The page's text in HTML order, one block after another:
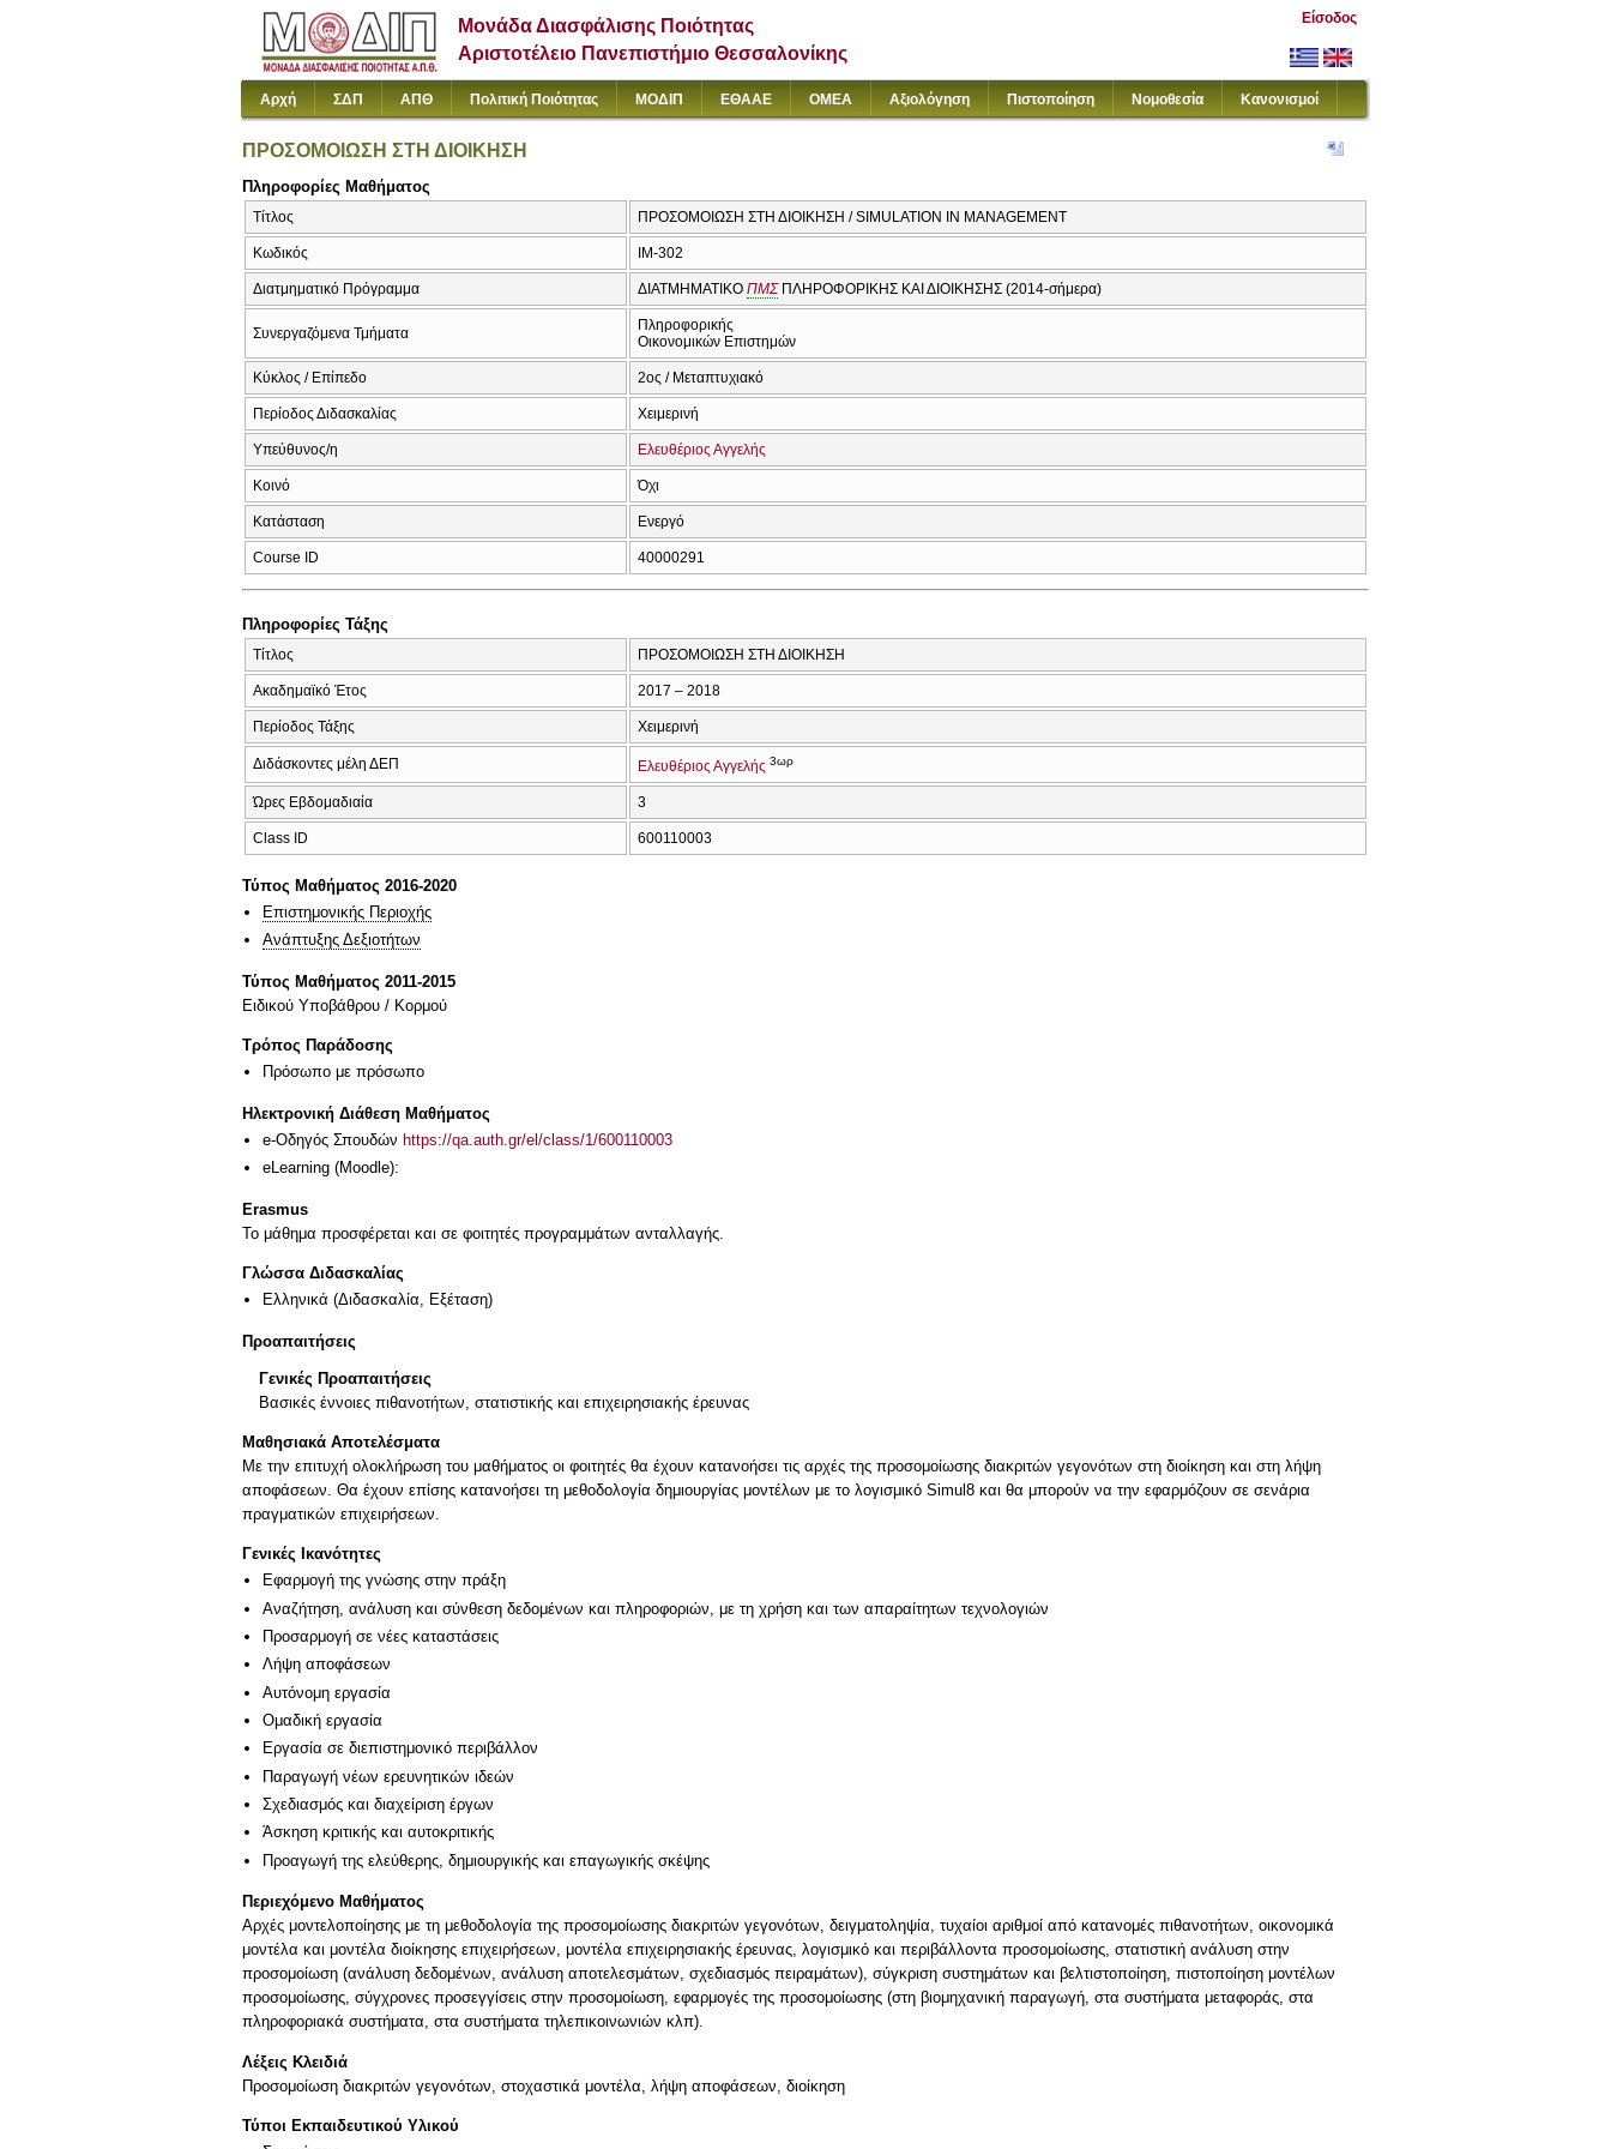
Μονάδα Διασφάλισης Ποιότητας
Αριστοτέλειο Πανεπιστήμιο Θεσσαλονίκης
Είσοδος
Αρχή ΣΔΠ ΑΠΘ Πολιτική Ποιότητας ΜΟΔΙΠ ΕΘΑΑΕ ΟΜΕΑ Αξιολόγηση Πιστοποίηση Νομοθεσία Κανονισμοί
ΠΡΟΣΟΜΟΙΩΣΗ ΣΤΗ ΔΙΟΙΚΗΣΗ
Πληροφορίες Μαθήματος
Τίτλος ΠΡΟΣΟΜΟΙΩΣΗ ΣΤΗ ΔΙΟΙΚΗΣΗ / SIMULATION IN MANAGEMENT
Κωδικός IM-302
Διατμηματικό Πρόγραμμα ΔΙΑΤΜΗΜΑΤΙΚΟ ΠΜΣΠΛΗΡΟΦΟΡΙΚΗΣ ΚΑΙ ΔΙΟΙΚΗΣΗΣ (2014-σήμερα)
Συνεργαζόμενα Τμήματα
Πληροφορικής
Οικονομικών Επιστημών
Κύκλος / Επίπεδο 2ος / Μεταπτυχιακό
Περίοδος Διδασκαλίας Χειμερινή
Υπεύθυνος/η Ελευθέριος Αγγελής
Κοινό Όχι
Κατάσταση Ενεργό
Course ID 40000291
Πληροφορίες Τάξης
Τίτλος ΠΡΟΣΟΜΟΙΩΣΗ ΣΤΗ ΔΙΟΙΚΗΣΗ
Ακαδημαϊκό Έτος 2017 – 2018
Περίοδος Τάξης Χειμερινή
Διδάσκοντες μέλη ΔΕΠ Ελευθέριος Αγγελής 3ωρ
Ώρες Εβδομαδιαία 3
Class ID 600110003
Τύπος Μαθήματος 2016-2020
Επιστημονικής Περιοχής
Ανάπτυξης Δεξιοτήτων
Τύπος Μαθήματος 2011-2015
Ειδικού Υποβάθρου / Κορμού
Τρόπος Παράδοσης
Πρόσωπο με πρόσωπο
Ηλεκτρονική Διάθεση Μαθήματος
e-Οδηγός Σπουδών https://qa.auth.gr/el/class/1/600110003
eLearning (Moodle):
Erasmus
Το μάθημα προσφέρεται και σε φοιτητές προγραμμάτων ανταλλαγής.
Γλώσσα Διδασκαλίας
Ελληνικά (Διδασκαλία, Εξέταση)
Προαπαιτήσεις
Γενικές Προαπαιτήσεις
Βασικές έννοιες πιθανοτήτων, στατιστικής και επιχειρησιακής έρευνας
Μαθησιακά Αποτελέσματα
Με την επιτυχή ολοκλήρωση του μαθήματος οι φοιτητές θα έχουν κατανοήσει τις αρχές της προσομοίωσης διακριτών γεγονότων στη διοίκηση και στη λήψη
αποφάσεων. Θα έχουν επίσης κατανοήσει τη μεθοδολογία δημιουργίας μοντέλων με το λογισμικό Simul8 και θα μπορούν να την εφαρμόζουν σε σενάρια
πραγματικών επιχειρήσεων.
Γενικές Ικανότητες
Εφαρμογή της γνώσης στην πράξη
Αναζήτηση, ανάλυση και σύνθεση δεδομένων και πληροφοριών, με τη χρήση και των απαραίτητων τεχνολογιών
Προσαρμογή σε νέες καταστάσεις
Λήψη αποφάσεων
Αυτόνομη εργασία
Ομαδική εργασία
Εργασία σε διεπιστημονικό περιβάλλον
Παραγωγή νέων ερευνητικών ιδεών
Σχεδιασμός και διαχείριση έργων
Άσκηση κριτικής και αυτοκριτικής
Προαγωγή της ελεύθερης, δημιουργικής και επαγωγικής σκέψης
Περιεχόμενο Μαθήματος
Αρχές μοντελοποίησης με τη μεθοδολογία της προσομοίωσης διακριτών γεγονότων, δειγματοληψία, τυχαίοι αριθμοί από κατανομές πιθανοτήτων, οικονομικά
μοντέλα και μοντέλα διοίκησης επιχειρήσεων, μοντέλα επιχειρησιακής έρευνας, λογισμικό και περιβάλλοντα προσομοίωσης, στατιστική ανάλυση στην
προσομοίωση (ανάλυση δεδομένων, ανάλυση αποτελεσμάτων, σχεδιασμός πειραμάτων), σύγκριση συστημάτων και βελτιστοποίηση, πιστοποίηση μοντέλων
προσομοίωσης, σύγχρονες προσεγγίσεις στην προσομοίωση, εφαρμογές της προσομοίωσης (στη βιομηχανική παραγωγή, στα συστήματα μεταφοράς, στα
πληροφοριακά συστήματα, στα συστήματα τηλεπικοινωνιών κλπ).
Λέξεις Κλειδιά
Προσομοίωση διακριτών γεγονότων, στοχαστικά μοντέλα, λήψη αποφάσεων, διοίκηση
Τύποι Εκπαιδευτικού Υλικού